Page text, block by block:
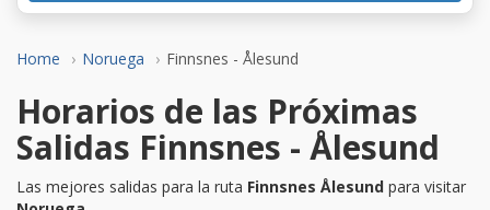
Home Noruega Finnsnes - Ålesund
Horarios de las Próximas
Salidas Finnsnes - Ålesund
Las mejores salidas para la ruta Finnsnes Ålesund para visitar